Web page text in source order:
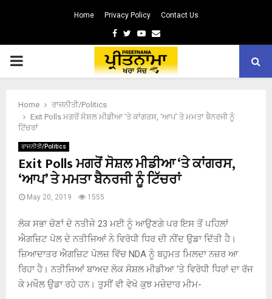
Home Privacy Policy Contact Us
Facebook
TwitterYoutube
Email
PRIMARY
Home
ਰਾਜਨੀਤੀ/Politics
Exit Polls ਮਗਰੋਂ ਸੋਸ਼ਲ ਮੀਡੀਆ ‘ਤੇ ਕਾਂਗਰਸ, ‘ਆਪ’ ਤੇ ਮਮਤਾ ਬੈਨਰਜੀ ਨੂੰ
ਟਿੱਚਰਾਂ
ਰਾਜਨੀਤੀ/Politics
Exit Polls ਮਗਰੋਂ ਸੋਸ਼ਲ ਮੀਡੀਆ ‘ਤੇ ਕਾਂਗਰਸ,
‘ਆਪ’ ਤੇ ਮਮਤਾ ਬੈਨਰਜੀ ਨੂੰ ਟਿੱਚਰਾਂ
May 20, 2019 1555
ਲੋਕ ਸਭਾ ਚੋਣਾਂ ਦੇ ਨਤੀਜੇ 23 ਮਈ ਨੂੰ ਆਉਣਗੇ ਪਰ ਇਸ ਤੋਂ ਪਹਿਲਾਂ
ਐਗਜ਼ਿਟ ਪੋਲ ਦੇ ਨਤੀਜਿਆਂ ਨੇ ਵਿਰੋਧੀ ਧਿਰ ਦੀ ਨੀਂਦ ਉਡਾ ਦਿੱਤੀ ਹੈ।
ਜ਼ਿਆਦਾਤਰ ਐਗਜ਼ਿਟ ਪੋਲਜ਼ ਵਿੱਚ NDA ਨੂੰ ਬਹੁਮਤ ਮਿਲਦਾ ਨਜ਼ਰ ਆ
ਰਿਹਾ ਹੈ। ਨਤੀਜਿਆਂ ਬਾਅਦ ਲੋਕ ਸੋਸ਼ਲ ਮੀਡੀਆ ‘ਤੇ ਵਿਰੋਧੀ ਧਿਰਾਂ ਦਾ ਰੱਜ
ਕੇ ਮਖੌਲ ਉਡਾ ਰਹੇ ਹਨ। ਤੁਸੀਂ ਵੀ ਵੇਖੋ ਕੁਝ ਮਜ਼ੇਦਾਰ ਮੀਮ-